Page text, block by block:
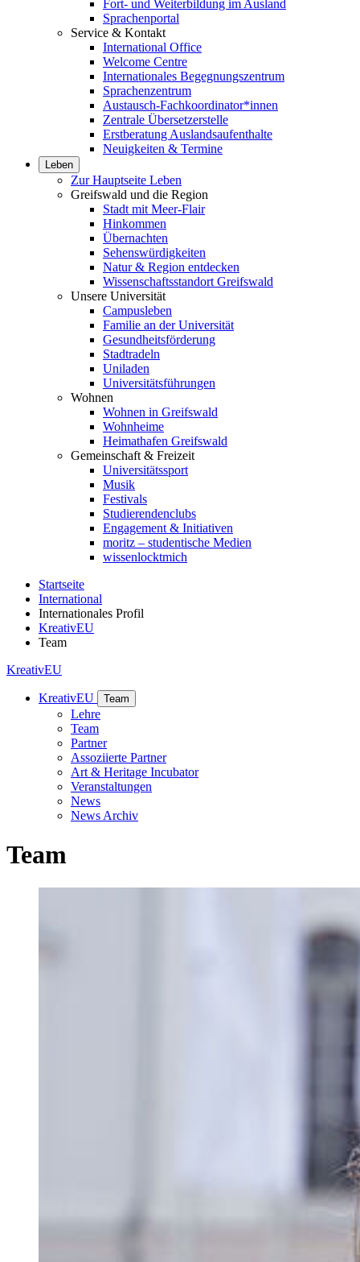
Fort- und Weiterbildung im Ausland
Sprachenportal
Service & Kontakt
International Office
Welcome Centre
Internationales Begegnungszentrum
Sprachenzentrum
Austausch-Fachkoordinator*innen
Zentrale Übersetzerstelle
Erstberatung Auslandsaufenthalte
Neuigkeiten & Termine
Leben
Zur Hauptseite Leben
Greifswald und die Region
Stadt mit Meer-Flair
Hinkommen
Übernachten
Sehenswürdigkeiten
Natur & Region entdecken
Wissenschaftsstandort Greifswald
Unsere Universität
Campusleben
Familie an der Universität
Gesundheitsförderung
Stadtradeln
Uniladen
Universitätsführungen
Wohnen
Wohnen in Greifswald
Wohnheime
Heimathafen Greifswald
Gemeinschaft & Freizeit
Universitätssport
Musik
Festivals
Studierendenclubs
Engagement & Initiativen
moritz – studentische Medien
wissenlocktmich
Startseite
International
Internationales Profil
KreativEU
Team
KreativEU
KreativEU Team
Lehre
Team
Partner
Assoziierte Partner
Art & Heritage Incubator
Veranstaltungen
News
News Archiv
Team